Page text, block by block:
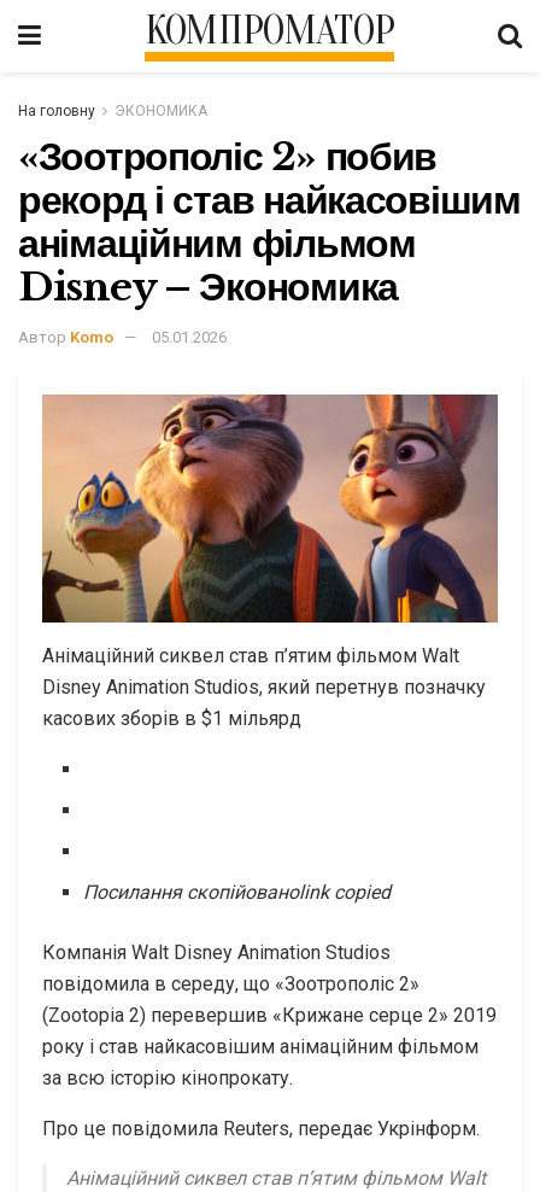
КОМПРОМАТОР
На головну ЭКОНОМИКА
«Зоотрополіс 2» побив
рекорд і став найкасовішим
анімаційним фільмом
Disney – Экономика
Автор Komo 05.01.2026
Анімаційний сиквел став п’ятим фільмом Walt
Disney Animation Studios, який перетнув позначку
касових зборів в $1 мільярд
Посилання скопійованоlink copied
Компанія Walt Disney Animation Studios
повідомила в середу, що «Зоотрополіс 2»
(Zootopia 2) перевершив «Крижане серце 2» 2019
року і став найкасовішим анімаційним фільмом
за всю історію кінопрокату.
Про це повідомила Reuters, передає Укрінформ.
Анімаційний сиквел став п’ятим фільмом Walt